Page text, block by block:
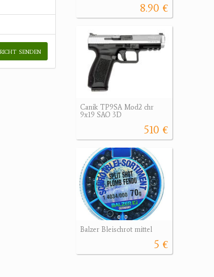
senden
8.90 €
Canik TP9SA Mod2 chr
9x19 SAO 3D
510 €
Balzer Bleischrot mittel
5 €